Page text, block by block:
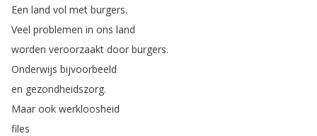
Een land vol met burgers.
Veel problemen in ons land
worden veroorzaakt door burgers.
Onderwijs bijvoorbeeld
en gezondheidszorg.
Maar ook werkloosheid
files